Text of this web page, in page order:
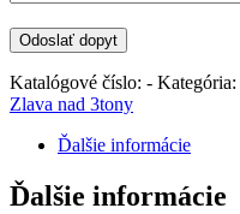
Katalógové číslo: - Kategória:
Zlava nad 3tony
Ďalšie informácie
Ďalšie informácie